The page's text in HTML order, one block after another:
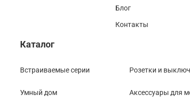
Блог
Контакты
Каталог
Встраиваемые серии
Умный дом
Розетки и
Аксессуары для